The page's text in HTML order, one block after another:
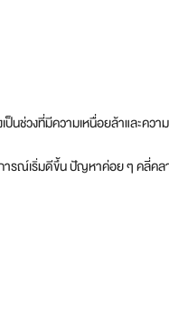
นช่วงที่มีความเหนื่อยล้าและคว
ณ์เริ่มดีขึ้น ปัญหาค่อย ๆ คลี่คล